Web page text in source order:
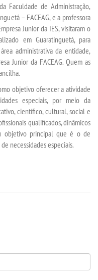
Faculdade de Administração,
– FACEAG, e a professora
Junior da IES, visitaram o
em Guaratinguetá, para
administrativa da entidade,
Junior da FACEAG. Quem as
objetivo oferecer a atividade
especiais, por meio da
científico, cultural, social e
qualificados, dinâmicos
objetivo principal que é o de
necessidades especiais.